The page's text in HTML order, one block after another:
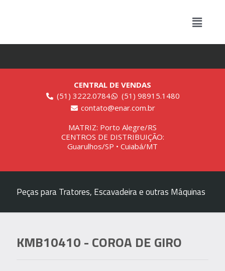
CENTRAL DE VENDAS
(51) 3222.0784
(51) 98915.1480
contato@enar.com.br
MATRIZ: Porto Alegre/RS
CENTROS DE DISTRIBUIÇÃO:
Guarulhos/SP • Cuiabá/MT
Peças para Tratores, Escavadeira e outras Máquinas
KMB10410 - COROA DE GIRO